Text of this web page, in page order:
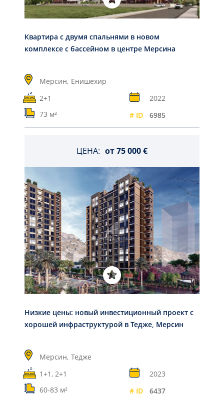
Квартира с двумя спальнями в новом
комплексе с бассейном в центре Мерсина
Мерсин, Енишехир
2+1
2022
73 м²
# ID 6985
ЦЕНА: от75 000 €
Низкие цены: новый инвестиционный проект с
хорошей инфраструктурой в Тедже, Мерсин
Мерсин, Тедже
1+1, 2+1
2023
60-83 м²
# ID 6437